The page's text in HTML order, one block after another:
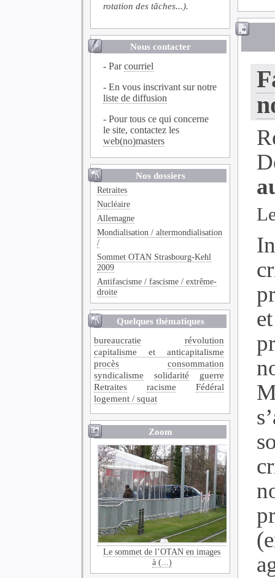
rotation des tâches...).
Nous contacter
- Parcourriel
- En vous inscrivant sur notre
liste de diffusion
- Pour tous ce qui concerne
le site, contactez les
web(no)masters
Nos dossiers
Retraites
Nucléaire
Allemagne
Mondialisation / altermondialisation
/
Sommet OTAN Strasbourg-Kehl
2009
Antifascisme / fascisme / extrême-
droite
Quelques thématiques
bureaucratie
révolution
capitalisme et anticapitalisme
procès
consommation
syndicalisme
solidarité
guerre
Retraites
racisme
Fédéral
logement / squat
Zoom
Le sommet de l’OTAN en images
à (...)